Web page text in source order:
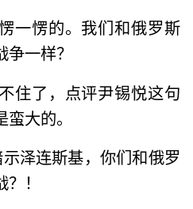
一愣的。我们和俄罗斯
一样？
住了，点评尹锡悦这句
大的。
泽连斯基，你们和俄罗
！